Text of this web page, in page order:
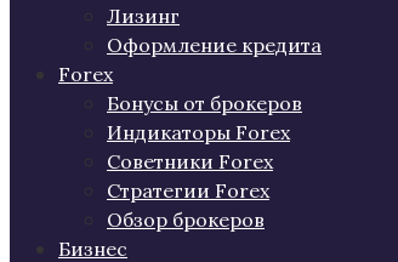
Лизинг
Оформление кредита
Forex
Бонусы от брокеров
Индикаторы Forex
Советники Forex
Стратегии Forex
Обзор брокеров
Бизнес